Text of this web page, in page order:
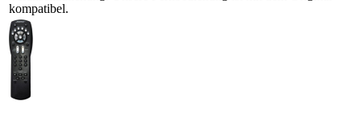
kompatibel.